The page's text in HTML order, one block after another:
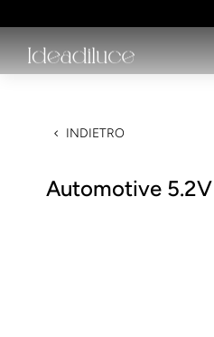
INDIETRO
Automotive